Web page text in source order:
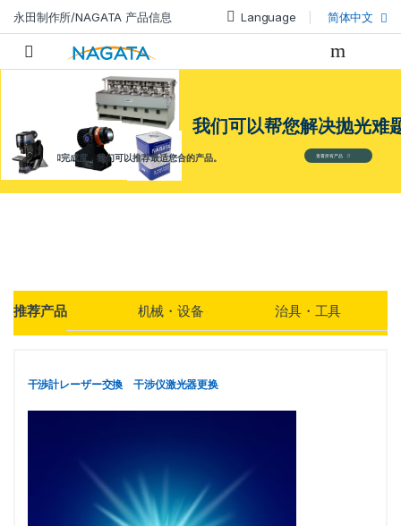
永田制作所/NAGATA 产品信息 Language 简体中文
查看所有产品
根据材料和完成度，我们可以推荐最适您合的产品。
我们可以帮您解决抛光难
Products Grid
推荐产品 机械・设备 治具・工具
干渉計レーザー交換 干涉仪激光器更换